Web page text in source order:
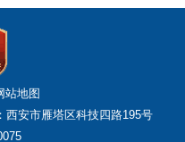
站地图
西安市雁塔区科技四路195号